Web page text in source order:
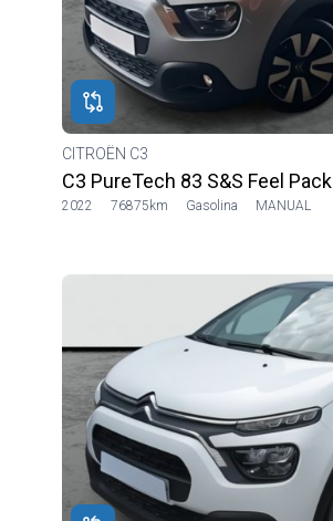
CITROËN C3
C3 PureTech 83 S&S Feel Pack
2022 76875km Gasolina MANUAL